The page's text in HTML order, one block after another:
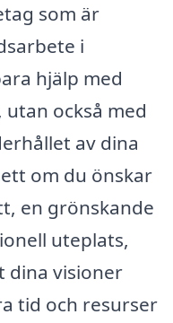
som är
i
hjälp med
också med
av dina
om du önskar
en grönskande
uteplats,
dina visioner
tid och resurser